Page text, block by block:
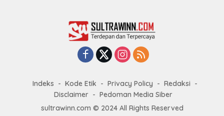
Indeks Kode Etik Privacy Policy
Redaksi
Disclaimer
Pedoman Media Siber
sultrawinn.com © 2024 All Rights Reserved